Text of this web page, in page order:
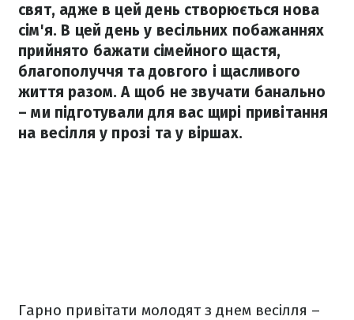
свят, адже в цей день створюється нова
сім'я. В цей день у весільних побажаннях
прийнято бажати сімейного щастя,
благополуччя та довгого і щасливого
життя разом. А щоб не звучати банально
– ми підготували для вас щирі привітання
на весілля у прозі та у віршах.
Гарно привітати молодят з днем весілля –